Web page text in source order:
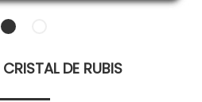
DE RUBIS